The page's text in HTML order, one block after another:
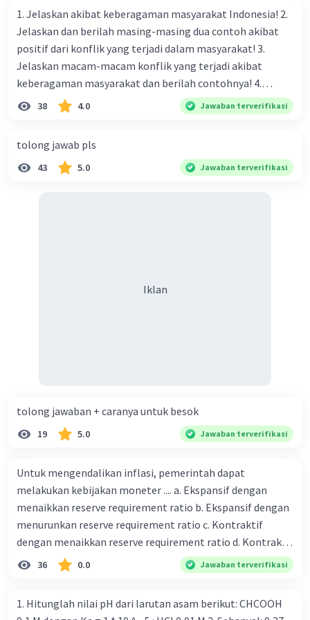
1. Jelaskan akibat keberagaman masyarakat Indonesia! 2.
Jelaskan dan berilah masing-masing dua contoh akibat
positif dari konflik yang terjadi dalam masyarakat! 3.
Jelaskan macam-macam konflik yang terjadi akibat
keberagaman masyarakat dan berilah contohnya! 4.
Mengapa dalam masyarakat yang memiliki keberagaman
bahasa, dan budaya. Berdasarkan pernyataan tersebut,
apa yang dapat kalian lakukan untuk menjaga
38 4.0 Jawaban terverifikasi
tolong jawab pls
43 5.0 Jawaban terverifikasi
Iklan
tolong jawaban + caranya untuk besok
19 5.0 Jawaban terverifikasi
Untuk mengendalikan inflasi, pemerintah dapat
melakukan kebijakan moneter .... a. Ekspansif dengan
menaikkan reserve requirement ratio b. Ekspansif dengan
menurunkan reserve requirement ratio c. Kontraktif
dengan menaikkan reserve requirement ratio d. Kontraktif
dengan menurunkan reserve requirement ratio e.
Ekspansif dengan menaikkan tingkat diskonto Bila Bank
ceteris paribus maka .... a. Menimbulkan inflasi di mana
36 0.0 Jawaban terverifikasi
1. Hitunglah nilai pH dari larutan asam berikut: CHCOOH